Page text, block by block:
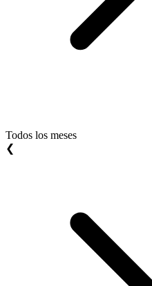
Todos los meses
❮